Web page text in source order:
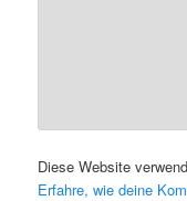
Diese Website
Erfahre, wie deine